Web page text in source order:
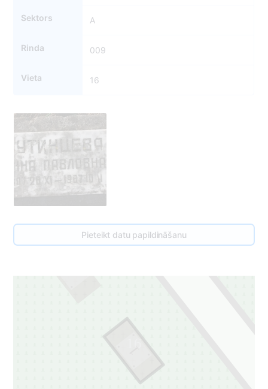
Sektors A
Rinda 009
Vieta 16
Pieteikt datu papildināšanu